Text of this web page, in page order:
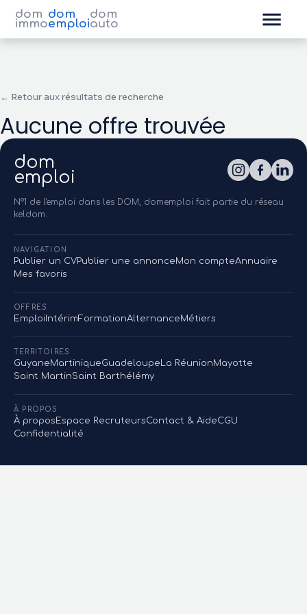
dom
immo
dom
emploi
dom
auto
← Retour aux résultats de recherche
Aucune offre trouvée
dom
emploi
N°1 de l'emploi dans les DOM, domemploi fait partie du réseau
keldom.
NAVIGATION
Publier un CVPublier une annonceMon compteAnnuaire
Mes favoris
OFFRES
EmploiIntérimFormationAlternanceMétiers
TERRITOIRES
GuyaneMartiniqueGuadeloupe La RéunionMayotte
Saint MartinSaint Barthélémy
À PROPOS
À propos Espace RecruteursContact & AideCGU
Confidentialité